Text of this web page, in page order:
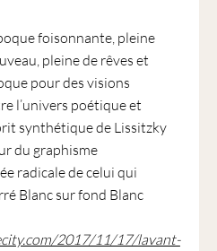
foisonnante, pleine
pleine de rêves et
pour des visions
l’univers poétique et
synthétique de Lissitzky
du graphisme
radicale de celui qui
Blanc sur fond Blanc
2017/11/17/lavant-